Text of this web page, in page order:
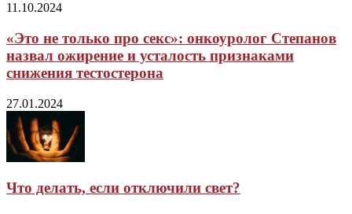
11.10.2024
«Это не только про секс»: онкоуролог Степанов
назвал ожирение и усталость признаками
снижения тестостерона
27.01.2024
Что делать, если отключили свет?